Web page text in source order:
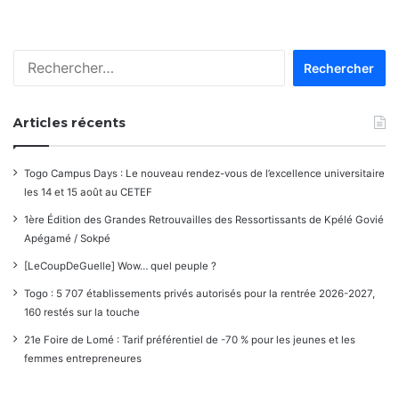
Articles récents
Togo Campus Days : Le nouveau rendez-vous de l’excellence universitaire
les 14 et 15 août au CETEF
1ère Édition des Grandes Retrouvailles des Ressortissants de Kpélé Govié
Apégamé / Sokpé
[LeCoupDeGuelle] Wow… quel peuple ?
Togo : 5 707 établissements privés autorisés pour la rentrée 2026-2027,
160 restés sur la touche
21e Foire de Lomé : Tarif préférentiel de -70 % pour les jeunes et les
femmes entrepreneures